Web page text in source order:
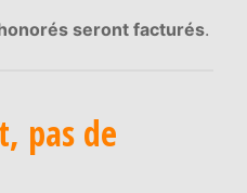
seront facturés.
pas de